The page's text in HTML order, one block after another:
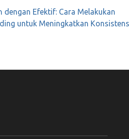
dengan Efektif: Cara Melakukan
untuk Meningkatkan